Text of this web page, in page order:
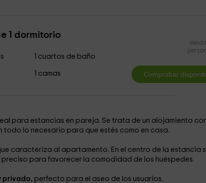
1 dormitorio
1 cuartos de baño
1 camas
desde
para estancias en pareja. Se trata de un alojamiento
lo necesario para que estés como en casa.
caracteriza al apartamento. En el centro de la estancia
para favorecer la comodidad de los huéspedes.
privado, perfecto para el aseo de los usuarios.